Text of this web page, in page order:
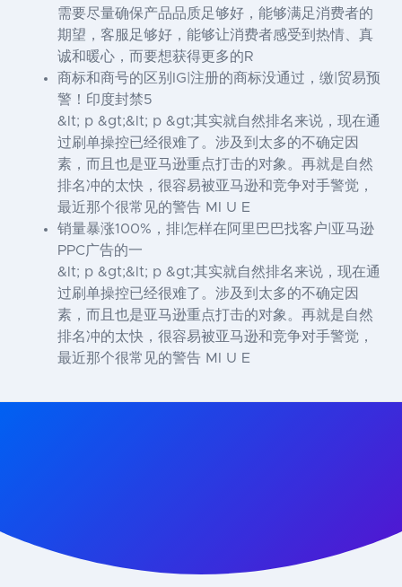
需要尽量确保产品品质足够好，能够满足消费者的
期望，客服足够好，能够让消费者感受到热情、真
诚和暖心，而要想获得更多的R
商标和商号的区别IG|注册的商标没通过，缴|贸易预
警！印度封禁5
&lt; p &gt;&lt; p &gt;其实就自然排名来说，现在通
过刷单操控已经很难了。涉及到太多的不确定因
素，而且也是亚马逊重点打击的对象。再就是自然
排名冲的太快，很容易被亚马逊和竞争对手警觉，
最近那个很常见的警告 MI U E
销量暴涨100%，排|怎样在阿里巴巴找客户|亚马逊
PPC广告的一
&lt; p &gt;&lt; p &gt;其实就自然排名来说，现在通
过刷单操控已经很难了。涉及到太多的不确定因
素，而且也是亚马逊重点打击的对象。再就是自然
排名冲的太快，很容易被亚马逊和竞争对手警觉，
最近那个很常见的警告 MI U E